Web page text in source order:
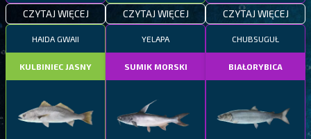
CZYTAJ WIĘCEJ CZYTAJ WIĘCEJ CZYTAJ WIĘCEJ
HAIDA GWAII
KULBINIEC JASNY
YELAPA
SUMIK MORSKI
CHUBSUGUŁ
BIAŁORYBICA